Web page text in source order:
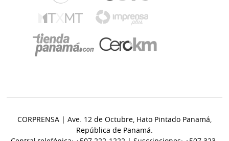
CORPRENSA | Ave. 12 de Octubre, Hato Pintado Panamá,
República de Panamá.